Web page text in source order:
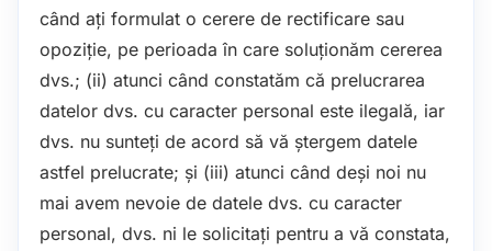
când ați formulat o cerere de rectificare sau
opoziție, pe perioada în care soluționăm cererea
dvs.; (ii) atunci când constatăm că prelucrarea
datelor dvs. cu caracter personal este ilegală, iar
dvs. nu sunteți de acord să vă ștergem datele
astfel prelucrate; și (iii) atunci când deși noi nu
mai avem nevoie de datele dvs. cu caracter
personal, dvs. ni le solicitați pentru a vă constata,